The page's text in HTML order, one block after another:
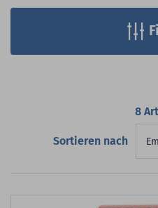
8
Sortieren nach